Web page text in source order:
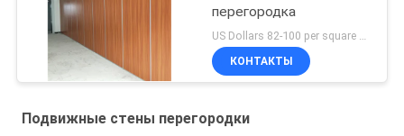
перегородка
US Dollars 82-100 per square meter MOQ:No MOQ
КОНТАКТЫ
Подвижные стены перегородки